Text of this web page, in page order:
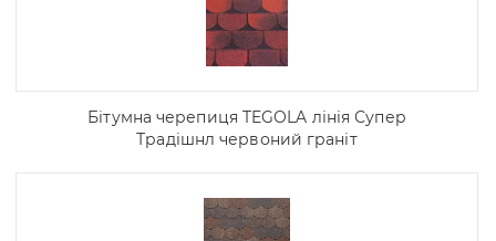
Бітумна черепиця TEGOLA лінія Супер
Традішнл червоний граніт